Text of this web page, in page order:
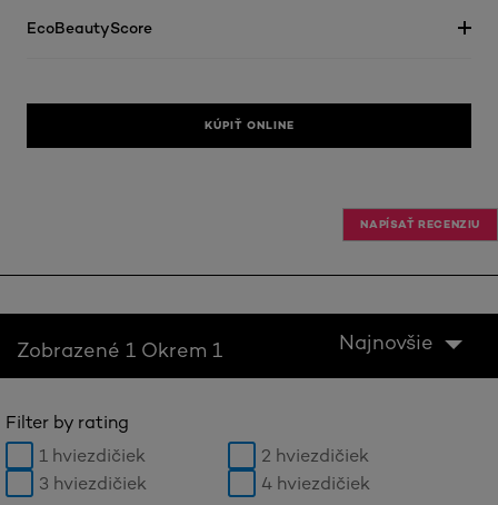
EcoBeautyScore
KÚPIŤ ONLINE
NAPÍSAŤ RECENZIU
Zobrazené 1 Okrem 1 Najnovšie
Filter by rating
1 hviezdičiek
2 hviezdičiek
3 hviezdičiek
4 hviezdičiek